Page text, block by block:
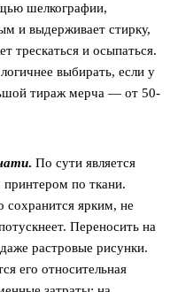
шелкографии,
и выдерживает стирку,
трескаться и осыпаться.
выбирать, если у
тираж мерча — от 50-
. По сути является
по ткани.
сохранится ярким, не
Переносить на
растровые рисунки.
его относительная